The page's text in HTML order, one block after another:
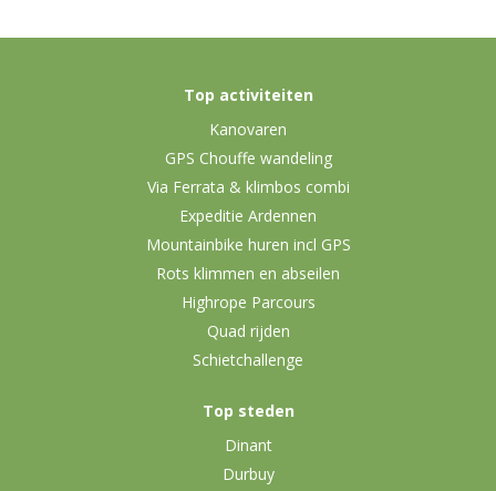
Top activiteiten
Kanovaren
GPS Chouffe wandeling
Via Ferrata & klimbos combi
Expeditie Ardennen
Mountainbike huren incl GPS
Rots klimmen en abseilen
Highrope Parcours
Quad rijden
Schietchallenge
Top steden
Dinant
Durbuy